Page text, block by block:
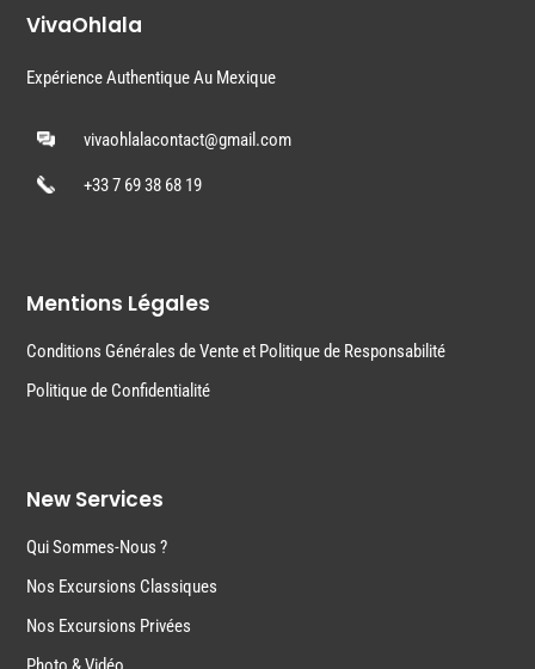
VivaOhlala
Expérience Authentique Au Mexique
vivaohlalacontact@gmail.com
+33 7 69 38 68 19
Mentions Légales
Conditions Générales de Vente et Politique de Responsabilité
Politique de Confidentialité
New Services
Qui Sommes-Nous ?
Nos Excursions Classiques
Nos Excursions Privées